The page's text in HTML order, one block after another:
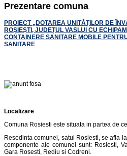
Prezentare comuna
PROIECT „DOTAREA UNITĂȚILOR DE
ROȘIEȘTI, JUDEȚUL VASLUI CU
CONTAINERE SANITARE MOBILE
SANITARE
Localizare
Comuna Rosiesti este situata in partea de
Resedinta comunei, satul Rosiesti, se afla
componente ale comunei sunt: Rosiesti,
Gara Rosesti, Rediu si Codreni.